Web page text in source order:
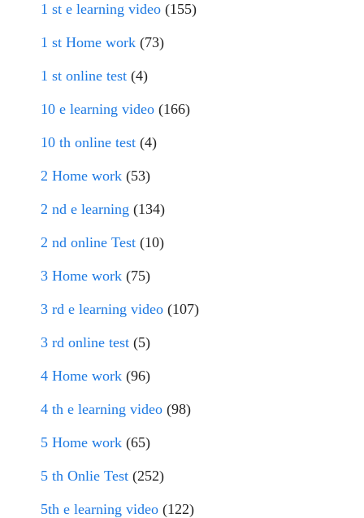
1 st e learning video (155)
1 st Home work (73)
1 st online test (4)
10 e learning video (166)
10 th online test (4)
2 Home work (53)
2 nd e learning (134)
2 nd online Test (10)
3 Home work (75)
3 rd e learning video (107)
3 rd online test (5)
4 Home work (96)
4 th e learning video (98)
5 Home work (65)
5 th Onlie Test (252)
5th e learning video (122)